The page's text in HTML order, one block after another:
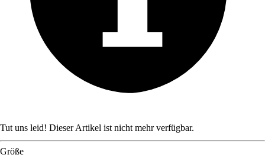
Tut uns leid! Dieser Artikel ist nicht mehr verfügbar.
Größe